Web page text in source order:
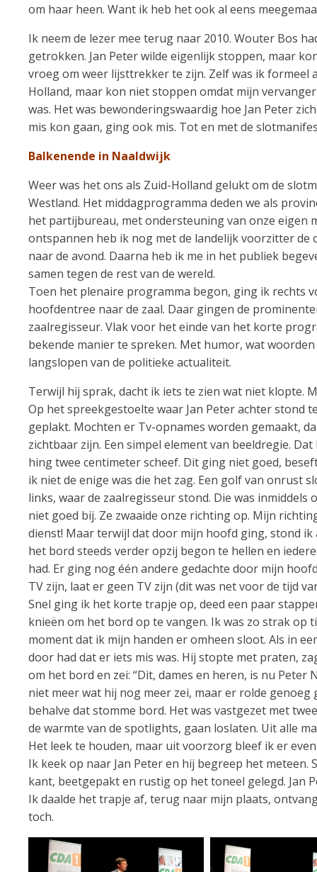
om haar heen. Want ik heb het ook al eens
Ik neem de lezer mee terug naar 2010. Wouter Bos
getrokken. Jan Peter wilde eigenlijk stoppen, maar
vroeg om weer lijsttrekker te zijn. Zelf was ik formeel
Holland, maar kon niet stoppen omdat mijn
was. Het was bewonderingswaardig hoe Jan Peter
mis kon gaan, ging ook mis. Tot en met de
Balkenende in Naaldwijk
Weer was het ons als Zuid-Holland gelukt om de
Westland. Het middagprogramma deden we als
het partijbureau, met ondersteuning van onze eigen
ontspannen heb ik nog met de landelijk voorzitter
naar de avond. Daarna heb ik me in het publiek
samen tegen de rest van de wereld.
Toen het plenaire programma begon, ging ik rechts
hoofdentree naar de zaal. Daar gingen de
zaalregisseur. Vlak voor het einde van het korte
bekende manier te spreken. Met humor, wat
langslopen van de politieke actualiteit.
Terwijl hij sprak, dacht ik iets te zien wat niet klopte.
Op het spreekgestoelte waar Jan Peter achter stond
geplakt. Mochten er Tv-opnames worden gemaakt,
zichtbaar zijn. Een simpel element van beeldregie.
hing twee centimeter scheef. Dit ging niet goed,
ik niet de enige was die het zag. Een golf van onrust
links, waar de zaalregisseur stond. Die was
niet goed bij. Ze zwaaide onze richting op. Mijn
dienst! Maar terwijl dat door mijn hoofd ging, stond
het bord steeds verder opzij begon te hellen en
had. Er ging nog één andere gedachte door mijn
TV zijn, laat er geen TV zijn (dit was net voor de tijd
Snel ging ik het korte trapje op, deed een paar
knieën om het bord op te vangen. Ik was zo strak op
moment dat ik mijn handen er omheen sloot. Als in
door had dat er iets mis was. Hij stopte met praten,
om het bord en zei: “Dit, dames en heren, is nu Peter
niet meer wat hij nog meer zei, maar er rolde genoeg
behalve dat stomme bord. Het was vastgezet met
de warmte van de spotlights, gaan loslaten. Uit alle
Het leek te houden, maar uit voorzorg bleef ik er
Ik keek op naar Jan Peter en hij begreep het
kant, beetgepakt en rustig op het toneel gelegd. Jan
Ik daalde het trapje af, terug naar mijn plaats,
toch.